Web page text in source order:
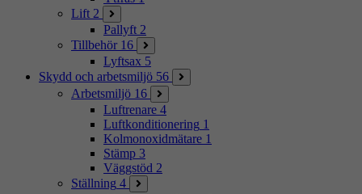
Lift 2
Pallyft 2
Tillbehör 16
Lyftsax 5
Skydd och arbetsmiljö 56
Arbetsmiljö 16
Luftrenare 4
Luftkonditionering 1
Kolmonoxidmätare 1
Stämp 3
Väggstöd 2
Ställning 4